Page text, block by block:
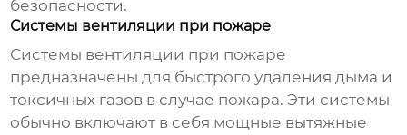
безопасности.
Системы вентиляции при пожаре
Системы вентиляции при пожаре
предназначены для быстрого удаления дыма и
токсичных газов в случае пожара. Эти системы
обычно включают в себя мощные вытяжные